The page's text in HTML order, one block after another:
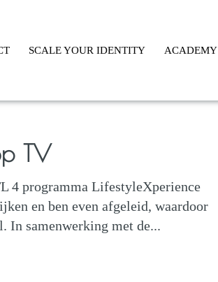
SCALE YOUR IDENTITY ACADEMY
TV
4 programma LifestyleXperience
en ben even afgeleid, waardoor
In samenwerking met de...